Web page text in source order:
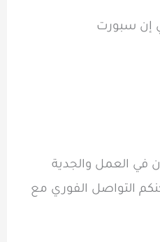
إن سبورت
في العمل والجدية
التواصل الفوري مع